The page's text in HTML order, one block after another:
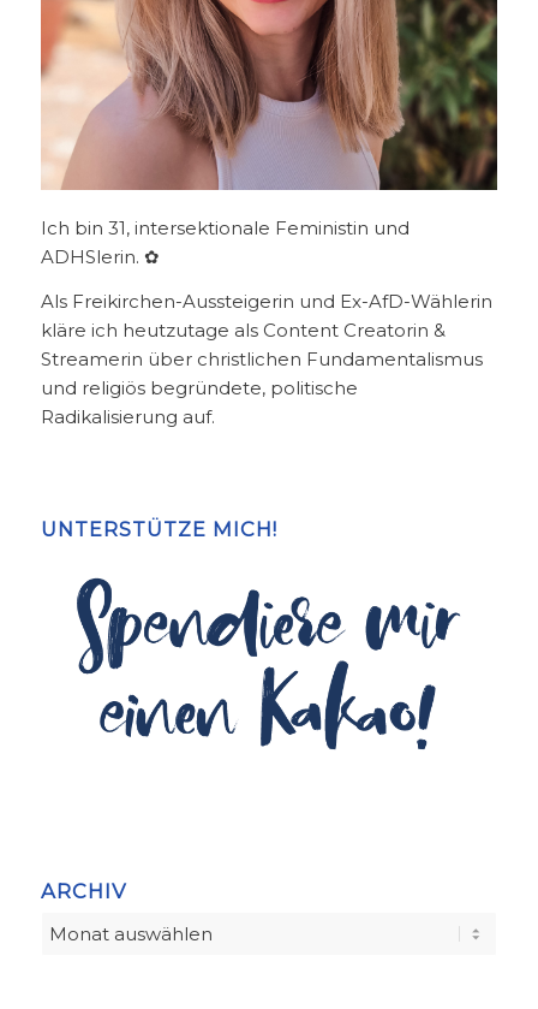
Ich bin 31, intersektionale Feministin und
ADHSlerin. ✿
Als Freikirchen-Aussteigerin und Ex-AfD-Wählerin
kläre ich heutzutage als Content Creatorin &
Streamerin über christlichen Fundamentalismus
und religiös begründete, politische
Radikalisierung auf.
UNTERSTÜTZE MICH!
ARCHIV